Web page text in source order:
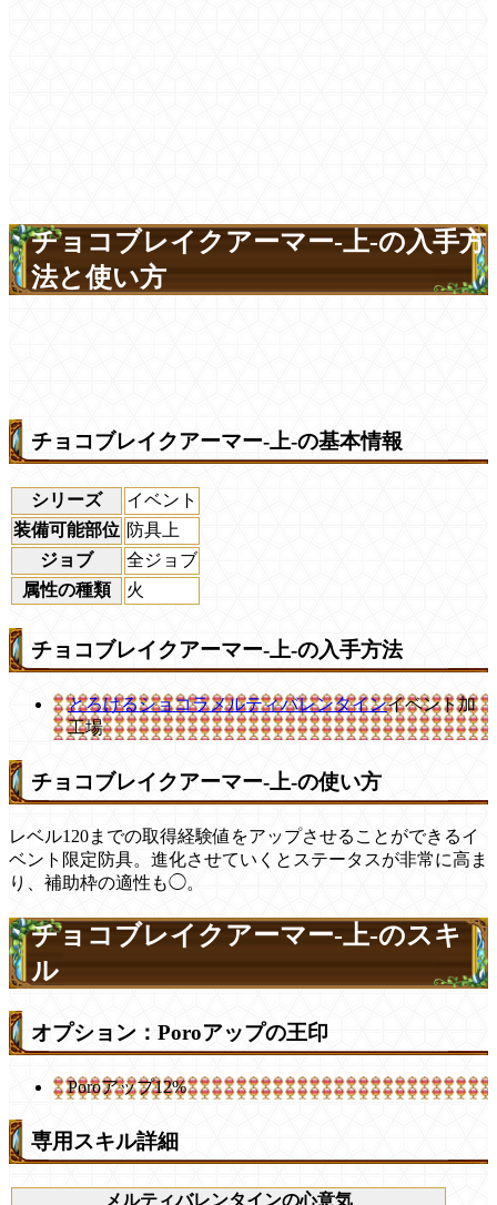
チョコブレイクアーマー-上-の入手方
法と使い方
チョコブレイクアーマー-上-の基本情報
シリーズ
イベント
装備可能部位 防具上
ジョブ
全ジョブ
属性の種類
火
チョコブレイクアーマー-上-の入手方法
とろけるショコラメルティバレンタインイベント加
工場
チョコブレイクアーマー-上-の使い方
レベル120までの取得経験値をアップさせることができるイ
ベント限定防具。進化させていくとステータスが非常に高ま
り、補助枠の適性も◯。
チョコブレイクアーマー-上-のスキ
ル
オプション：Poroアップの王印
Poroアップ12%
専用スキル詳細
メルティバレンタインの心意気